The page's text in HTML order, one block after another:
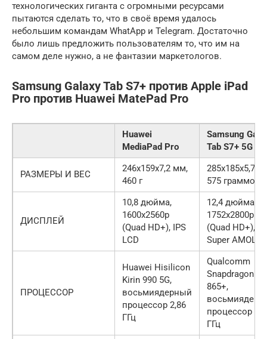
технологических гиганта с огромными ресурсами
пытаются сделать то, что в своё время удалось
небольшим командам WhatApp и Telegram. Достаточно
было лишь предложить пользователям то, что им на
самом деле нужно, а не фантазии маркетологов.
Samsung Galaxy Tab S7+ против Apple iPad
Pro против Huawei MatePad Pro
Huawei
MediaPad Pro
Samsung
Tab S7+ 5G
РАЗМЕРЫ И ВЕС
246x159x7,2 мм,
460 г
285x185x5,7
575 граммов
ДИСПЛЕЙ
10,8 дюйма,
1600x2560p
(Quad HD+), IPS
LCD
12,4 дюйма,
1752x2800p
(Quad HD+),
Super AMOLED
ПРОЦЕССОР
Huawei Hisilicon
Kirin 990 5G,
восьмиядерный
процессор 2,86
ГГц
Qualcomm
Snapdragon
865+,
процессор 3,1
ГГц